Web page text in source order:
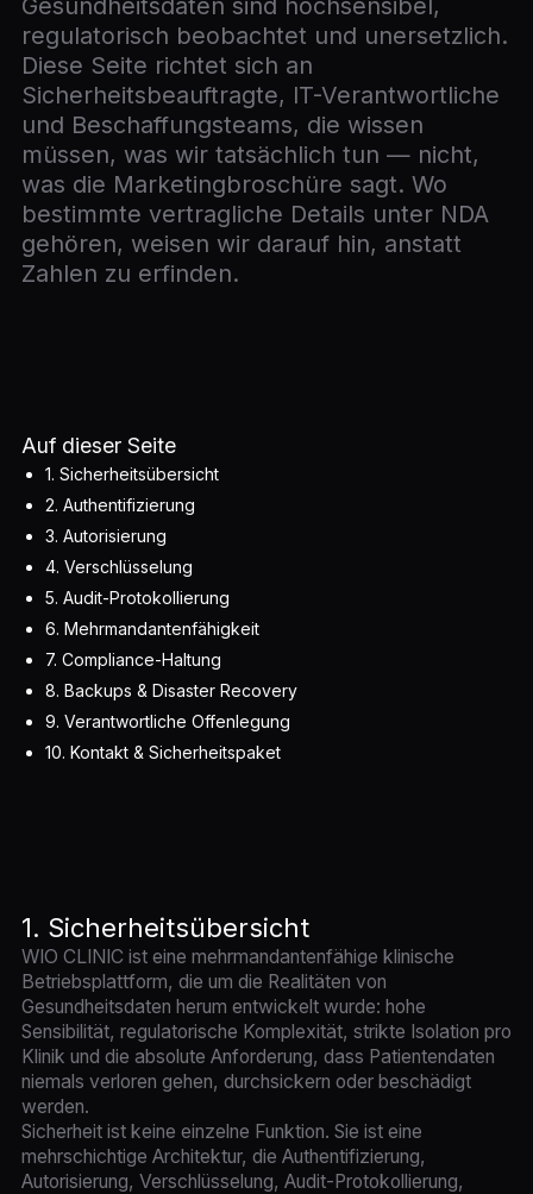
Gesundheitsdaten sind hochsensibel,
regulatorisch beobachtet und unersetzlich.
Diese Seite richtet sich an
Sicherheitsbeauftragte, IT-Verantwortliche
und Beschaffungsteams, die wissen
müssen, was wir tatsächlich tun — nicht,
was die Marketingbroschüre sagt. Wo
bestimmte vertragliche Details unter NDA
gehören, weisen wir darauf hin, anstatt
Zahlen zu erfinden.
Auf dieser Seite
1. Sicherheitsübersicht
2. Authentifizierung
3. Autorisierung
4. Verschlüsselung
5. Audit-Protokollierung
6. Mehrmandantenfähigkeit
7. Compliance-Haltung
8. Backups & Disaster Recovery
9. Verantwortliche Offenlegung
10. Kontakt & Sicherheitspaket
1. Sicherheitsübersicht
WIO CLINIC ist eine mehrmandantenfähige klinische
Betriebsplattform, die um die Realitäten von
Gesundheitsdaten herum entwickelt wurde: hohe
Sensibilität, regulatorische Komplexität, strikte Isolation pro
Klinik und die absolute Anforderung, dass Patientendaten
niemals verloren gehen, durchsickern oder beschädigt
werden.
Sicherheit ist keine einzelne Funktion. Sie ist eine
mehrschichtige Architektur, die Authentifizierung,
Autorisierung, Verschlüsselung, Audit-Protokollierung,